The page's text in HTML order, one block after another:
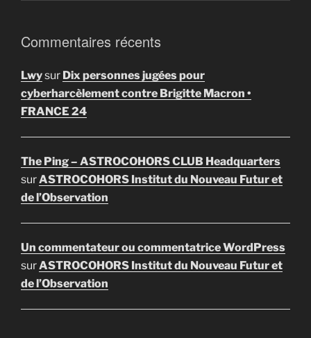
Commentaires récents
Lwysur Dix personnes jugées pour
cyberharcèlement contre Brigitte Macron •
FRANCE 24
The Ping – ASTROCOHORS CLUB Headquarters
surASTROCOHORS Institut du Nouveau Futur et
de l’Observation
Un commentateur ou commentatrice WordPress
surASTROCOHORS Institut du Nouveau Futur et
de l’Observation